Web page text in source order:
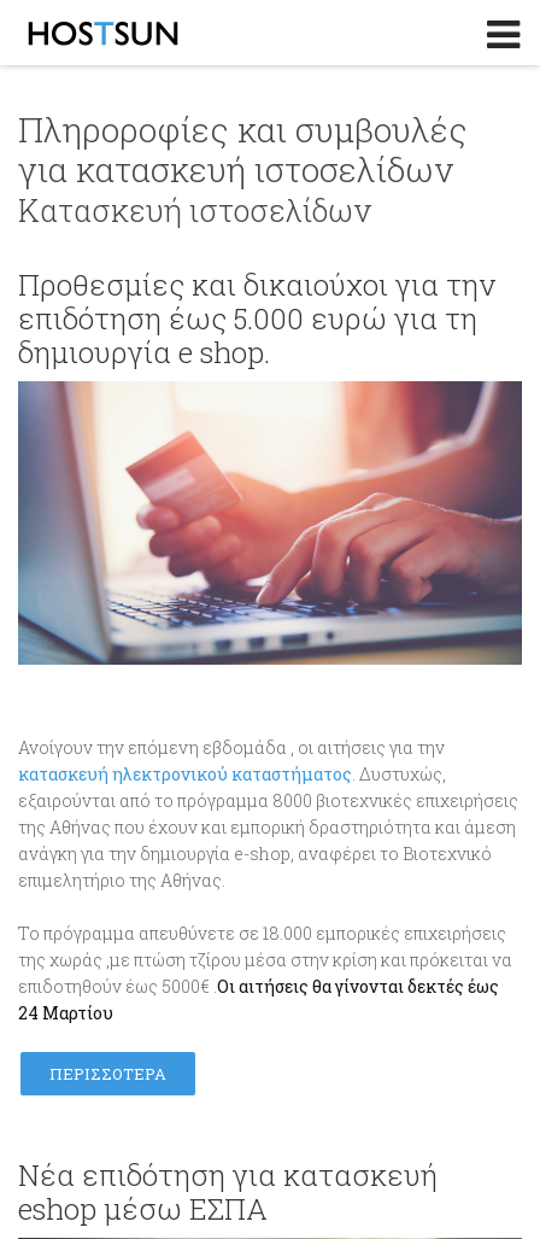
Πληροροφίες και συμβουλές
για κατασκευή ιστοσελίδων
Κατασκευή ιστοσελίδων
Προθεσμίες και δικαιούχοι για την
επιδότηση έως 5.000 ευρώ για τη
δημιουργία e shop.
Ανοίγουν την επόμενη εβδομάδα , οι αιτήσεις για την
κατασκευή ηλεκτρονικού καταστήματος. Δυστυχώς,
εξαιρούνται από το πρόγραμμα 8000 βιοτεχνικές επιχειρήσεις
της Αθήνας που έχουν και εμπορική δραστηριότητα και άμεση
ανάγκη για την δημιουργία e-shop, αναφέρει το Βιοτεχνικό
επιμελητήριο της Αθήνας.
Το πρόγραμμα απευθύνετε σε 18.000 εμπορικές επιχειρήσεις
της χωράς ,με πτώση τζίρου μέσα στην κρίση και πρόκειται να
επιδοτηθούν έως 5000€ .Οι αιτήσεις θα γίνονται δεκτές έως
24 Μαρτίου
ΠΕΡΙΣΣΌΤΕΡΑ
Νέα επιδότηση για κατασκευή
eshop μέσω ΕΣΠΑ
Log in